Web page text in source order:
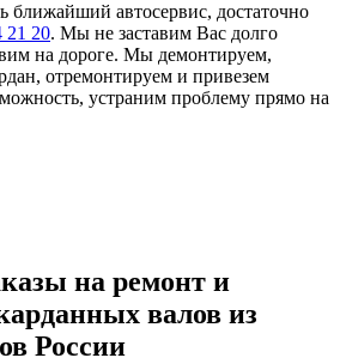
ближайший автосервис, достаточно
21 20. Мы не заставим Вас долго
на дороге. Мы демонтируем,
отремонтируем и привезем
устраним проблему прямо на
на ремонт и
валов из
России